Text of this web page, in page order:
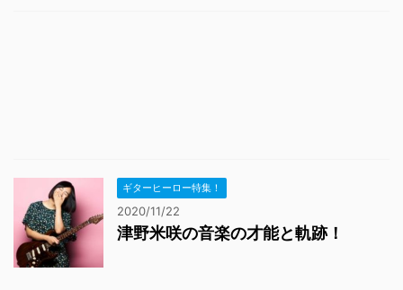
ギターヒーロー特集！
2020/11/22
津野米咲の音楽の才能と軌跡！